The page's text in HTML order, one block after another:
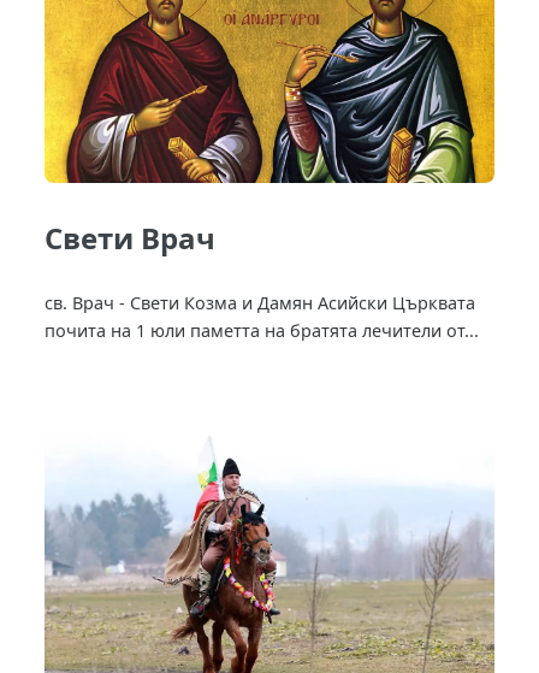
Свети Врач
св. Врач - Свети Козма и Дамян Асийски Църквата
почита на 1 юли паметта на братята лечители от...